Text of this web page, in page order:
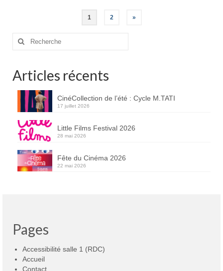
des
publications
1 2 »
Rechercher
Articles récents
CinéCollection de l’été : Cycle M.TATI
17 juillet 2026
Little Films Festival 2026
28 mai 2026
Fête du Cinéma 2026
22 mai 2026
Pages
Accessibilité salle 1 (RDC)
Accueil
Contact